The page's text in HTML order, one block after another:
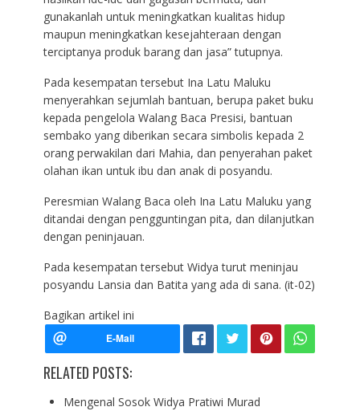
gunakanlah untuk meningkatkan kualitas hidup
maupun meningkatkan kesejahteraan dengan
terciptanya produk barang dan jasa” tutupnya.
Pada kesempatan tersebut Ina Latu Maluku
menyerahkan sejumlah bantuan, berupa paket buku
kepada pengelola Walang Baca Presisi, bantuan
sembako yang diberikan secara simbolis kepada 2
orang perwakilan dari Mahia, dan penyerahan paket
olahan ikan untuk ibu dan anak di posyandu.
Peresmian Walang Baca oleh Ina Latu Maluku yang
ditandai dengan pengguntingan pita, dan dilanjutkan
dengan peninjauan.
Pada kesempatan tersebut Widya turut meninjau
posyandu Lansia dan Batita yang ada di sana. (it-02)
Bagikan artikel ini
RELATED POSTS:
Mengenal Sosok Widya Pratiwi Murad